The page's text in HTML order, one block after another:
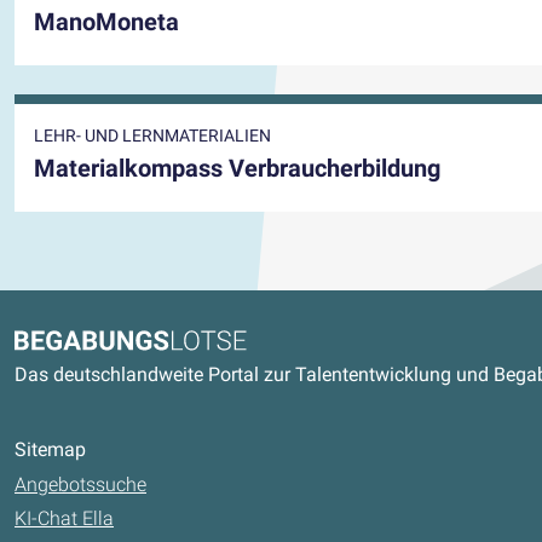
ManoMoneta
LEHR- UND LERNMATERIALIEN
Materialkompass Verbraucherbildung
Kontaktdaten und weitere Links
Begabungslotse
Das deutschlandweite Portal zur Talententwicklung und
Sitemap
Angebotssuche
KI-Chat Ella